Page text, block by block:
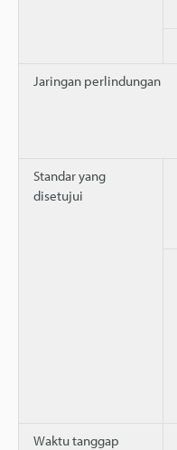
Jaringan perlindungan
Standar yang
disetujui
Waktu tanggap